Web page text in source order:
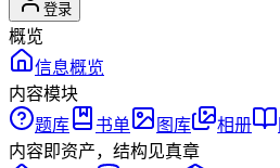
登录
概览
信息概览
内容模块
题库
书单 图库 相册
内容即资产，结构见真章